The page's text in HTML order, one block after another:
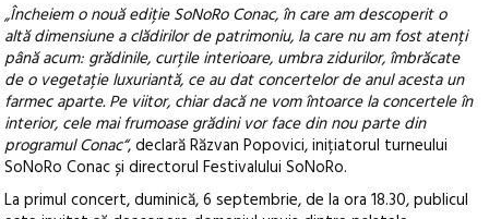
„Încheiem o nouă ediție SoNoRo Conac, în care am descoperit o
altă dimensiune a clădirilor de patrimoniu, la care nu am fost atenți
până acum: grădinile, curțile interioare, umbra zidurilor, îmbrăcate
de o vegetație luxuriantă, ce au dat concertelor de anul acesta un
farmec aparte. Pe viitor, chiar dacă ne vom întoarce la concertele în
interior, cele mai frumoase grădini vor face din nou parte din
programul Conac“, declară Răzvan Popovici, inițiatorul turneului
SoNoRo Conac și directorul Festivalului SoNoRo.
La primul concert, duminică, 6 septembrie, de la ora 18.30, publicul